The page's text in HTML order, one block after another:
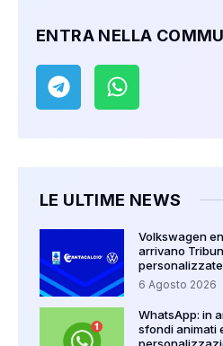
ENTRA NELLA
LE ULTIME NEWS
Volkswagen
arrivano
personalizzate
6 Agosto 2026
WhatsApp: in
sfondi animati